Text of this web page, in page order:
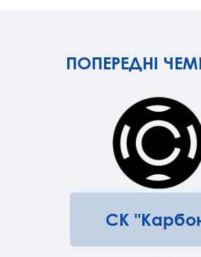
ПОПЕРЕДНІ
СК